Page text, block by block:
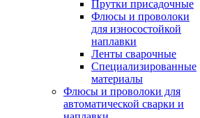
Прутки присадочные
Флюсы и проволоки
для износостойкой
наплавки
Ленты сварочные
Специализированные
материалы
Флюсы и проволоки для
автоматической сварки и